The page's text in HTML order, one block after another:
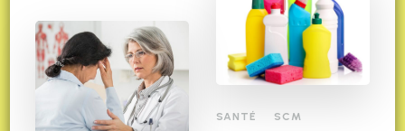
SANTÉ SCM